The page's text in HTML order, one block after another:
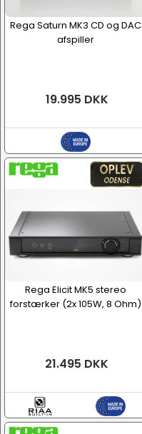
Rega Saturn MK3 CD og DAC
afspiller
19.995 DKK
Rega Elicit MK5 stereo
forstærker (2x 105W, 8 Ohm)
21.495 DKK